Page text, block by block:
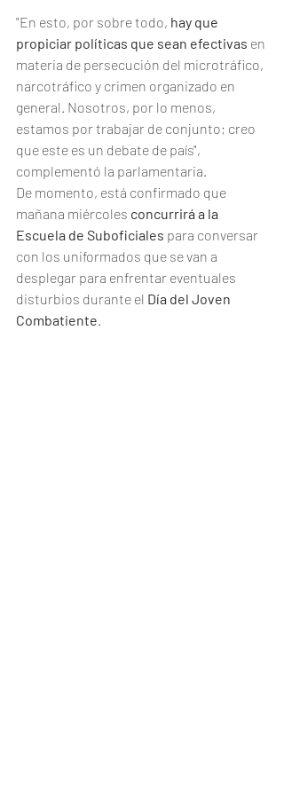
"En esto, por sobre todo, hay que
propiciar políticas que sean efectivas en
materia de persecución del microtráfico,
narcotráfico y crimen organizado en
general. Nosotros, por lo menos,
estamos por trabajar de conjunto; creo
que este es un debate de país",
complementó la parlamentaria.
De momento, está confirmado que
mañana miércoles concurrirá a la
Escuela de Suboficiales para conversar
con los uniformados que se van a
desplegar para enfrentar eventuales
disturbios durante el Día del Joven
Combatiente.